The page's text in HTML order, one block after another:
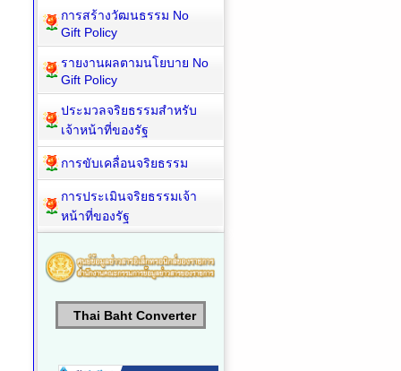
การสร้างวัฒนธรรม No
Gift Policy
รายงานผลตามนโยบาย No
Gift Policy
ประมวลจริยธรรมสำหรับ
เจ้าหน้าที่ของรัฐ
การขับเคลื่อนจริยธรรม
การประเมินจริยธรรมเจ้า
หน้าที่ของรัฐ
Thai Baht Converter